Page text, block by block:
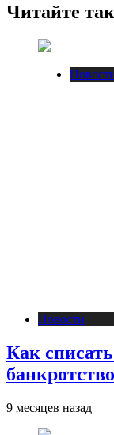
Читайте
Новости
Как
9 месяцев назад